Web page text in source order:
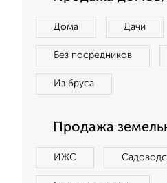
Дома Дачи
Без посредников
Из бруса
Продажа
ИЖС